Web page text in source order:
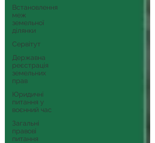
Встановлення
меж
земельної
ділянки
Сервітут
Державна
реєстрація
земельних
прав
Юридичні
питання у
воєнний час
Загальні
правові
питання